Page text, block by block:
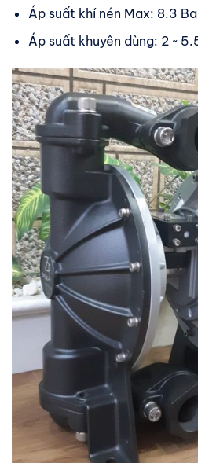
Áp suất khí nén Max: 8.3
Áp suất khuyên dùng: 2 ~